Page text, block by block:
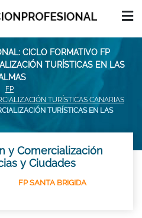
CICLO FORMATIVO FP
TURÍSTICAS EN LAS
FP
TURÍSTICAS CANARIAS
TURÍSTICAS EN LAS
y Comercialización
y Ciudades
FP SANTA BRIGIDA